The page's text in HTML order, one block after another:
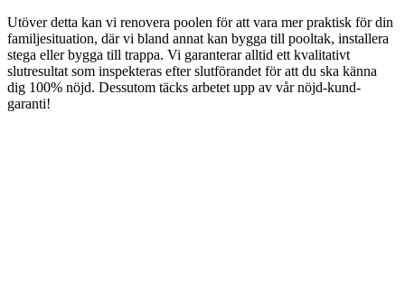
Utöver detta kan vi renovera poolen för att vara mer praktisk för din
familjesituation, där vi bland annat kan bygga till pooltak, installera
stega eller bygga till trappa. Vi garanterar alltid ett kvalitativt
slutresultat som inspekteras efter slutförandet för att du ska känna
dig 100% nöjd. Dessutom täcks arbetet upp av vår nöjd-kund-
garanti!